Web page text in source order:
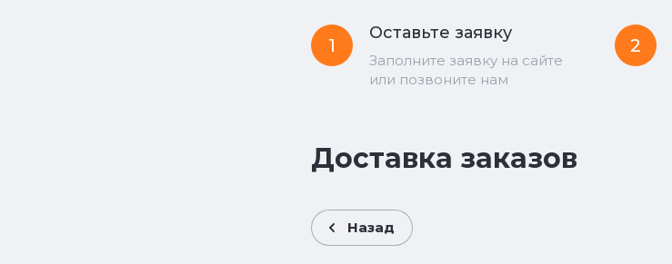
1
Оставьте заявку
Заполните заявку на сайте
или позвоните нам
2
Доставка заказов
Назад